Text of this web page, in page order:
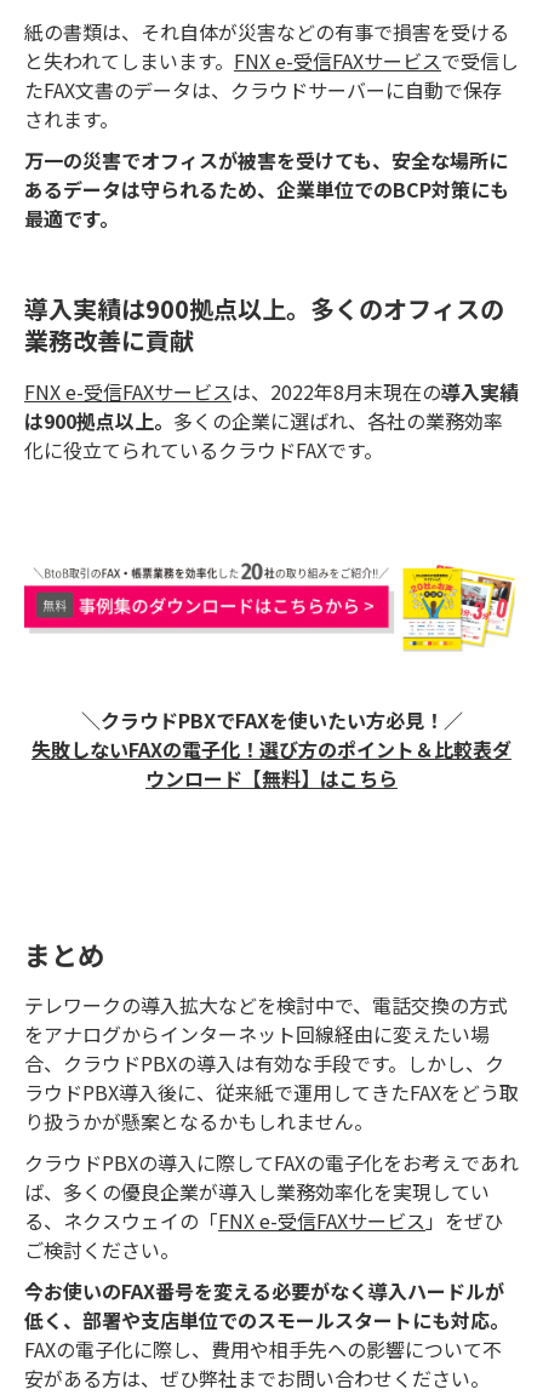
紙の書類は、それ自体が災害などの有事で損害を受ける
と失われてしまいます。 FNX e-受信FAXサービスで受信し
たFAX文書のデータは、クラウドサーバーに自動で保存
されます。
万一の災害でオフィスが被害を受けても、安全な場所に
あるデータは守られるため、企業単位でのBCP対策にも
最適です。
導入実績は900拠点以上。多くのオフィスの
業務改善に貢献
FNX e-受信FAXサービスは、2022年8月末現在の導入実績
は900拠点以上。 多くの企業に選ばれ、各社の業務効率
化に役立てられているクラウドFAXです。
＼クラウドPBXでFAXを使いたい方必見！／
失敗しないFAXの電子化！ 選び方のポイント＆比較表ダ
ウンロード【無料】はこちら
まとめ
テレワークの導入拡大などを検討中で、電話交換の方式
をアナログからインターネット回線経由に変えたい場
合、クラウドPBXの導入は有効な手段です。しかし、ク
ラウドPBX導入後に、従来紙で運用してきたFAXをどう取
り扱うかが懸案となるかもしれません。
クラウドPBXの導入に際してFAXの電子化をお考えであれ
ば、多くの優良企業が導入し業務効率化を実現してい
る、ネクスウェイの「FNX e-受信FAXサービス 」をぜひ
ご検討ください。
今お使いのFAX番号を変える必要がなく導入ハードルが
低く、部署や支店単位でのスモールスタートにも対応。
FAXの電子化に際し、費用や相手先への影響について不
安がある方は、ぜひ弊社までお問い合わせください。